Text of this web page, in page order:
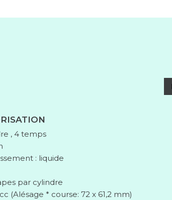
, 4 temps
: liquide
par cylindre
(Alésage * course: 72 x 61,2 mm)